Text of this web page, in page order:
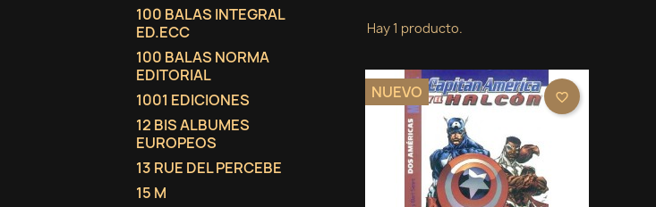
100 BALAS INTEGRAL
ED.ECC
100 BALAS NORMA
EDITORIAL
1001 EDICIONES
12 BIS ALBUMES
EUROPEOS
13 RUE DEL PERCEBE
15 M
Hay 1 producto.
NUEVO favorite_border